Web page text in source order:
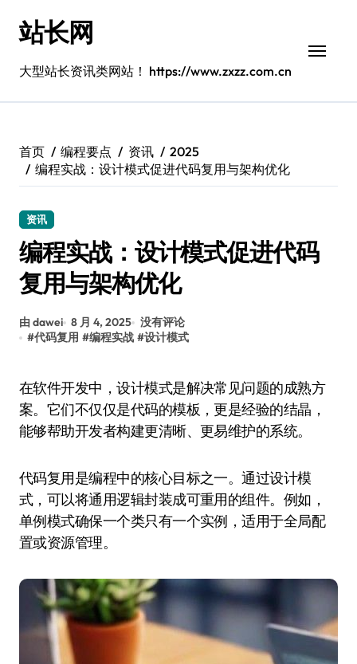
站长网
大型站长资讯类网站！ https://www.zxzz.com.cn
首页 编程要点 资讯
2025
编程实战：设计模式促进代码复用与架构优化
资讯
编程实战：设计模式促进代码
复用与架构优化
由 dawei 8 月 4, 2025 没有评论
#代码复用 #编程实战 #设计模式
在软件开发中，设计模式是解决常见问题的成熟方
案。它们不仅仅是代码的模板，更是经验的结晶，
能够帮助开发者构建更清晰、更易维护的系统。
代码复用是编程中的核心目标之一。通过设计模
式，可以将通用逻辑封装成可重用的组件。例如，
单例模式确保一个类只有一个实例，适用于全局配
置或资源管理。